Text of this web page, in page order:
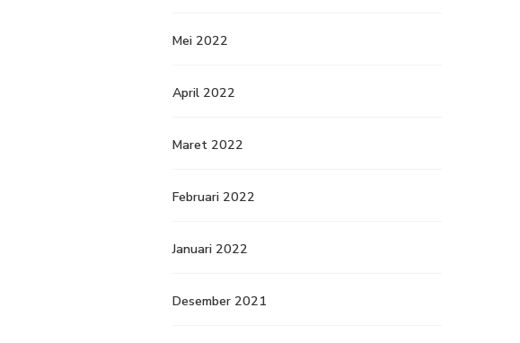
Mei 2022
April 2022
Maret 2022
Februari 2022
Januari 2022
Desember 2021